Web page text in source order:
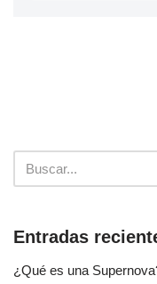
Entradas
¿Qué es una